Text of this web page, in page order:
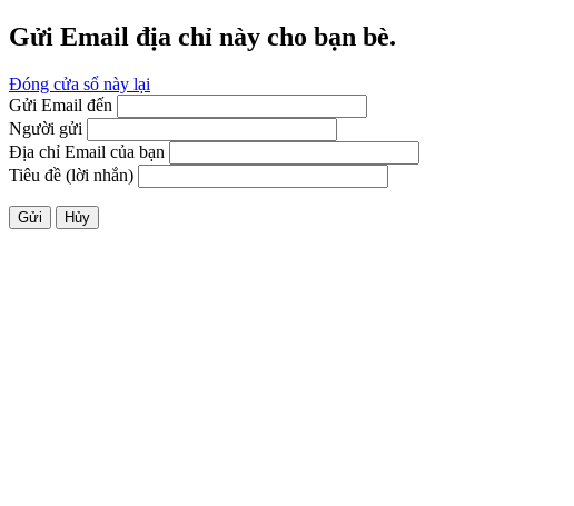
Gửi Email địa chỉ này cho bạn bè.
Đóng cửa sổ này lại
Gửi Email đến
Người gửi
Địa chỉ Email của bạn
Tiêu đề (lời nhắn)
Gửi Hủy